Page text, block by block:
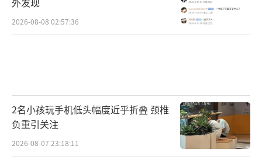
2026-08-08 02:57:36
2名小孩玩手机低头幅度近乎折叠 颈椎
负重引关注
2026-08-07 23:18:11